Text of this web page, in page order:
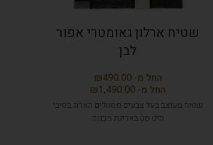
שטיח ארלון גאומטרי אפור
לבן
₪
₪
שטיח מעוצב בעל צבעים פסטלים הארוג בסיבי
היט סט באריגת מכונה